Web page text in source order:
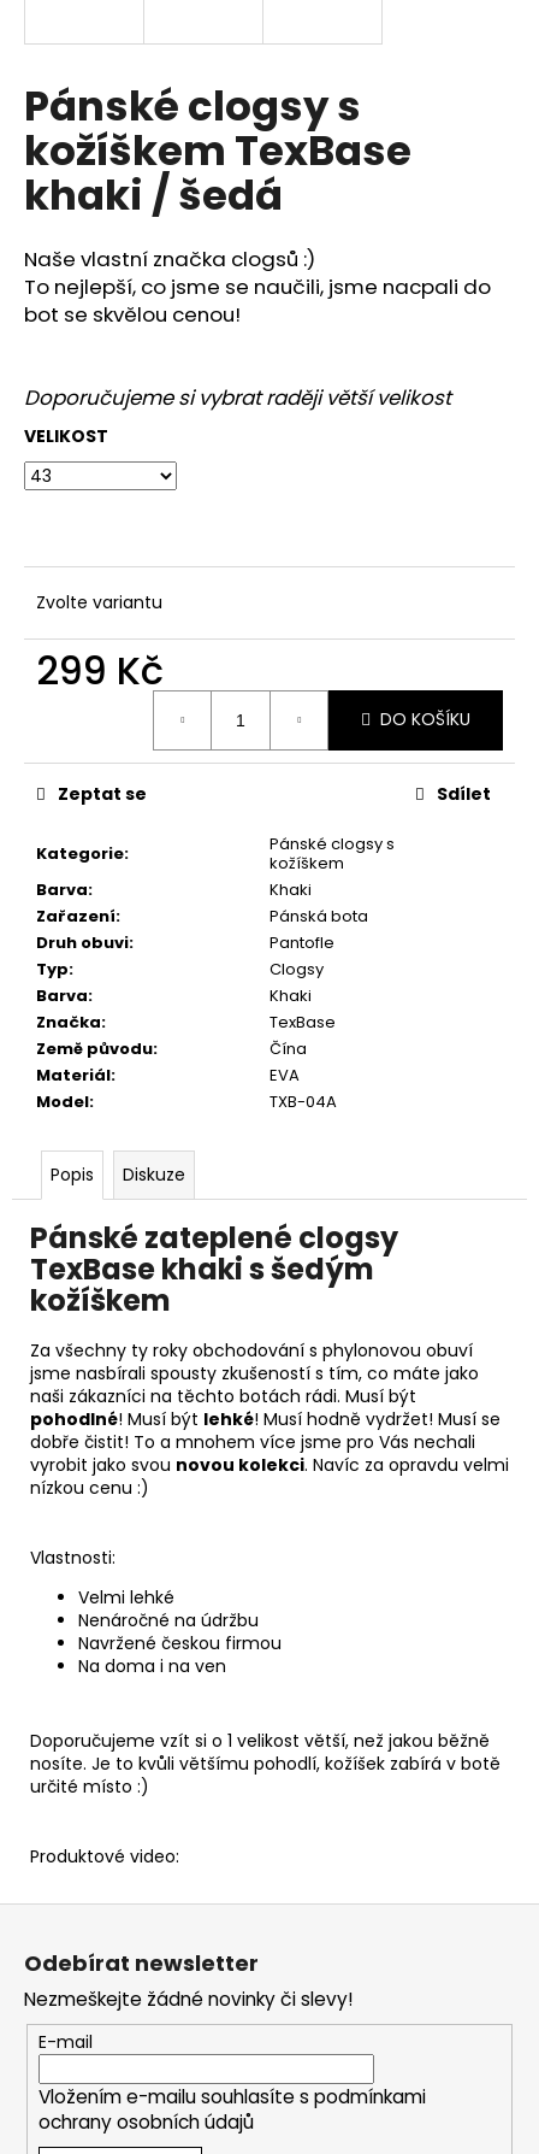
Pánské clogsy s
kožíškem TexBase
khaki / šedá
Naše vlastní značka clogsů :)
To nejlepší, co jsme se naučili, jsme nacpali do
bot se skvělou cenou!
Doporučujeme si vybrat raději větší velikost
VELIKOST
Zvolte variantu
299 Kč
DO KOŠÍKU
Kategorie:
Pánské clogsy s
kožíškem
Barva:
Khaki
Zařazení:
Pánská bota
Druh obuvi:
Pantofle
Typ:
Clogsy
Barva:
Khaki
Značka:
TexBase
Země původu:
Čína
Materiál:
EVA
Model: TXB-04A
Zeptat se Sdílet
Popis Diskuze
Pánské zateplené clogsy
TexBase khaki s šedým
kožíškem
Za všechny ty roky obchodování s phylonovou obuví
jsme nasbírali spousty zkušeností s tím, co máte jako
naši zákazníci na těchto botách rádi. Musí být
pohodlné! Musí být lehké! Musí hodně vydržet! Musí se
dobře čistit! To a mnohem více jsme pro Vás nechali
vyrobit jako svou novou kolekci. Navíc za opravdu velmi
nízkou cenu :)
Vlastnosti:
Velmi lehké
Nenáročné na údržbu
Navržené českou firmou
Na doma i na ven
Doporučujeme vzít si o 1 velikost větší, než jakou běžně
nosíte. Je to kvůli většímu pohodlí, kožíšek zabírá v botě
určité místo :)
Produktové video:
í
t
?
HLEDAT
D
o
p
o
r
u
m
Odebírat newsletter
Nezmeškejte žádné novinky či slevy!
E-mail
Vložením e-mailu souhlasíte s podmínkami
ochrany osobních údajů